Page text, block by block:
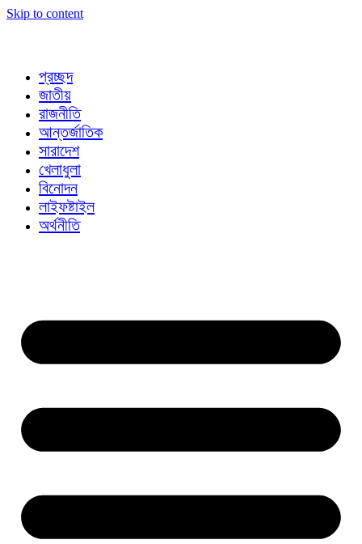
Skip to content
প্রচ্ছদ
জাতীয়
রাজনীতি
আন্তর্জাতিক
সারাদেশ
খেলাধুলা
বিনোদন
লাইফষ্টাইল
অর্থনীতি